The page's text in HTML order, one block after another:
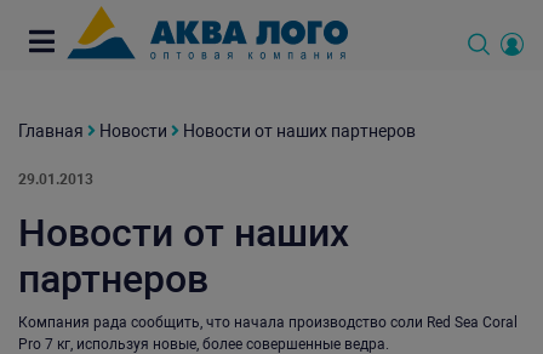
Главная Новости Новости от наших партнеров
29.01.2013
Новости от наших
партнеров
Компания рада сообщить, что начала производство соли Red Sea Coral
Pro 7 кг, используя новые, более совершенные ведра.